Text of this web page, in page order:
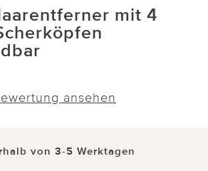
mit 4
ansehen
von 3-5 Werktagen